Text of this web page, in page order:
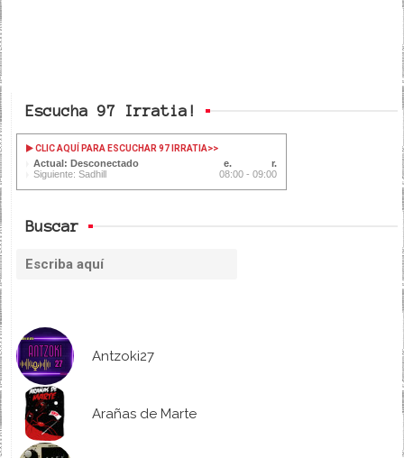
Escucha 97 Irratia!
CLIC AQUÍ PARA ESCUCHAR 97 IRRATIA>>
Actual: Desconectado
Siguiente: Sadhill
08:00 - 09:00
Buscar
Antzoki27
Arañas de Marte